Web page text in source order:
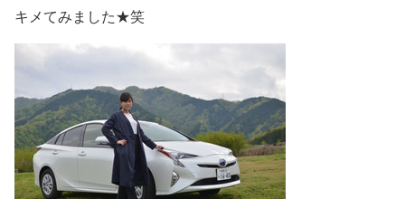
キメてみました★笑